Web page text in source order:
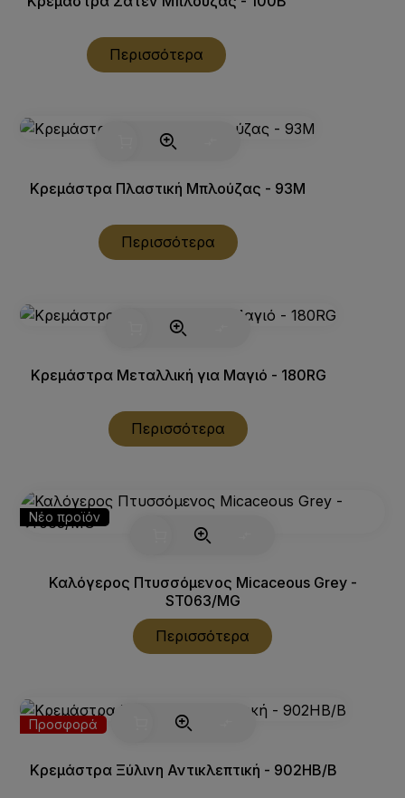
Περισσότερα
Κρεμάστρα Πλαστική Μπλούζας - 93M
Περισσότερα
Κρεμάστρα Μεταλλική για Μαγιό - 180RG
Περισσότερα
Νέο προϊόν
Καλόγερος Πτυσσόμενος Micaceous Grey -
ST063/MG
Περισσότερα
Προσφορά
Κρεμάστρα Ξύλινη Αντικλεπτική - 902HB/B